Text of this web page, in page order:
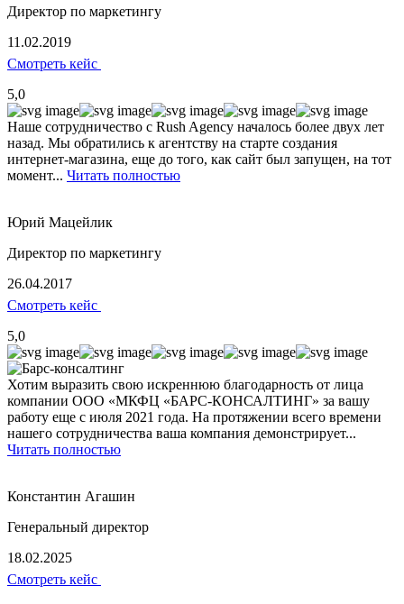
Директор по маркетингу
11.02.2019
Смотреть кейс
5,0
Наше сотрудничество с Rush Agency началось более двух лет
назад. Мы обратились к агентству на старте создания
интернет-магазина, еще до того, как сайт был запущен, на тот
момент... Читать полностью
Юрий Мацейлик
Директор по маркетингу
26.04.2017
Смотреть кейс
5,0
Хотим выразить свою искреннюю благодарность от лица
компании ООО «МКФЦ «БАРС-КОНСАЛТИНГ» за вашу
работу еще с июля 2021 года. На протяжении всего времени
нашего сотрудничества ваша компания демонстрирует...
Читать полностью
Константин Агашин
Генеральный директор
18.02.2025
Смотреть кейс